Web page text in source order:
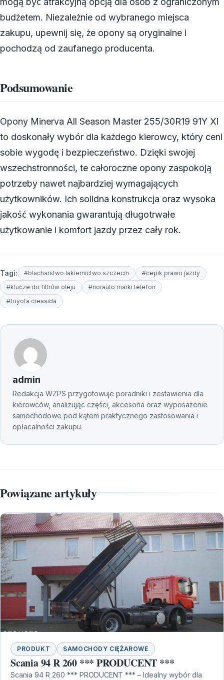
budżetem. Niezależnie od wybranego miejsca
zakupu, upewnij się, że opony są oryginalne i
pochodzą od zaufanego producenta.
Podsumowanie
Opony Minerva All Season Master 255/30R19 91Y Xl
to doskonały wybór dla każdego kierowcy, który ceni
sobie wygodę i bezpieczeństwo. Dzięki swojej
wszechstronności, te całoroczne opony zaspokoją
potrzeby nawet najbardziej wymagających
użytkowników. Ich solidna konstrukcja oraz wysoka
jakość wykonania gwarantują długotrwałe
użytkowanie i komfort jazdy przez cały rok.
Tagi: #blacharstwo lakiernictwo szczecin
#cepik prawo jazdy
#klucze do filtrów oleju
#norauto marki telefon
#toyota cressida
admin
Redakcja WZPS przygotowuje poradniki i zestawienia dla
kierowców, analizując części, akcesoria oraz wyposażenie
samochodowe pod kątem praktycznego zastosowania i
opłacalności zakupu.
Powiązane artykuły
PRODUKT SAMOCHODY CIĘŻAROWE
Scania 94 R 260 *** PRODUCENT ***
Scania 94 R 260 *** PRODUCENT *** – Idealny wybór dla